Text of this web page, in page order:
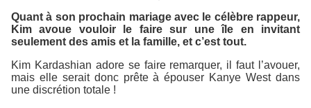
Quant à son prochain mariage avec le célèbre rappeur,
Kim avoue vouloir le faire sur une île en invitant
seulement des amis et la famille, et c’est tout.
Kim Kardashian adore se faire remarquer, il faut l’avouer,
mais elle serait donc prête à épouser Kanye West dans
une discrétion totale !